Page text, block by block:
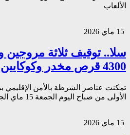
الألعاب
سلا.. توقيف ثلاثة
4300 قرص مخدر وكوكايين وإكستازي
تمكنت عناصر الشرطة بالأمن الإقليمي
الأولى من صباح اليوم الجمعة 15 ماي الجاري، من توقيف ثلاثة